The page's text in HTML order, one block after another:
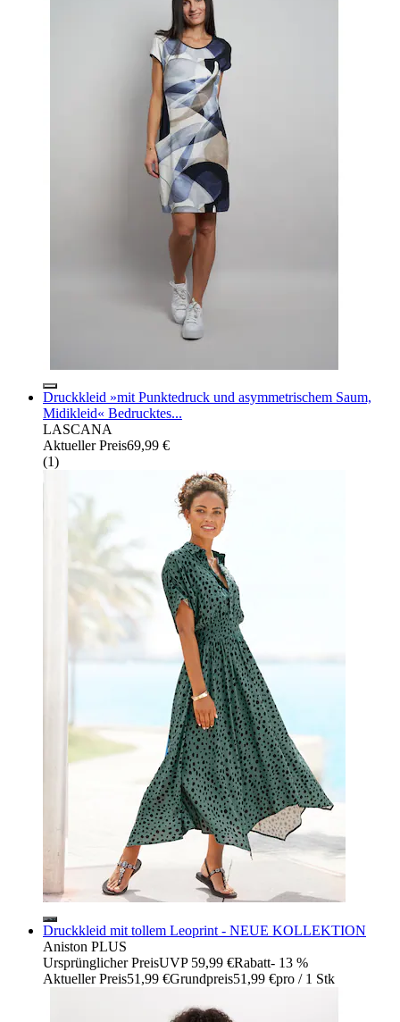
Druckkleid »mit Punktedruck und asymmetrischem Saum,
Midikleid« Bedrucktes...
LASCANA
Aktueller Preis69,99 €
(1)
Druckkleid mit tollem Leoprint - NEUE KOLLEKTION
Aniston PLUS
Ursprünglicher PreisUVP 59,99 €Rabatt- 13 %
Aktueller Preis51,99 €Grundpreis51,99 €pro / 1 Stk